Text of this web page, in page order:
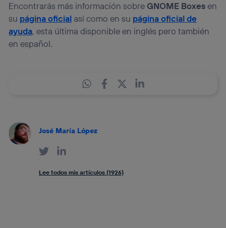
Encontrarás más información sobre GNOME Boxesen
su página oficial así como en su página oficial de
ayuda, esta última disponible en inglés pero también
en español.
José María López
Lee todos mis artículos (1926)